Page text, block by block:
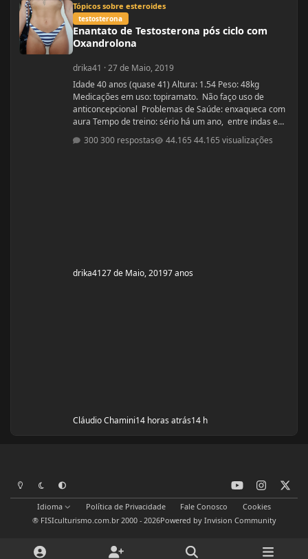
Tópicos sobre esteroides
testosterona
Enantato de Testosterona pós ciclo com
Oxandrolona
drika41 ·27 de Maio, 2019
Idade 40 anos (quase 41) Altura: 1.54 Peso: 48kg
Medicações em uso: topiramato. Não faço uso de
anticoncepcional Problemas de Saúde: enxaqueca com
aura Tempo de treino: sério há um ano, entre indas e
vindas 4 anos Ciclos feitos: Março 2019 oxandrolona 5
mg durante 8 semanas, após 10 mg até a 12° semana.
300 respostas 44.165 visualizações
drika4127 de Maio, 20197 anos
Cláudio Chamini14 horas atrás14 h
Modo ClaroModo EscuroPreferência do Sistema
o
u
n
s
Idioma Política de Privacidade Fale Conosco
Cookies
® FISIculturismo.com.br 2000 - 2026Powered by Invision Community